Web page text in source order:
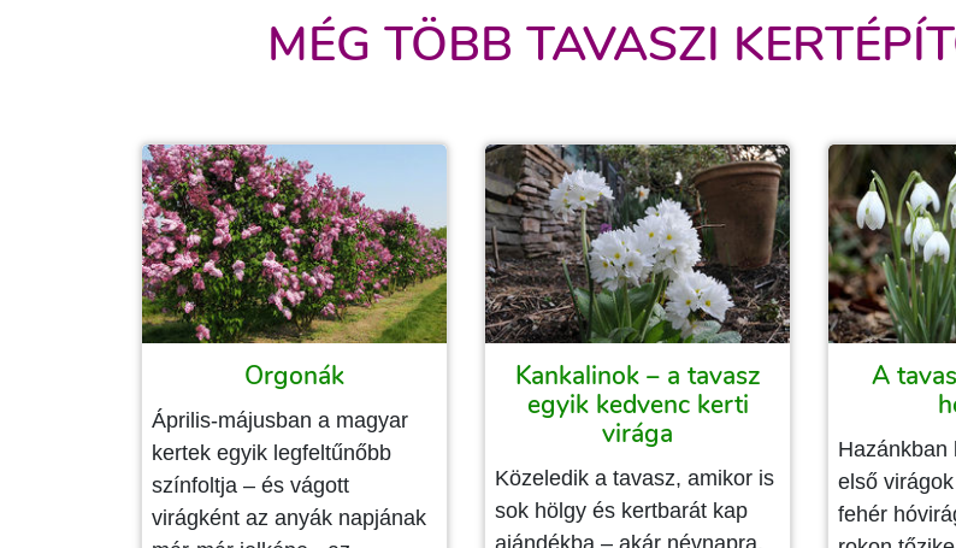
MÉG TÖBB TAVASZI
Orgonák
Április-májusban a magyar
kertek egyik legfeltűnőbb
színfoltja – és vágott
virágként az anyák napjának
Kankalinok – a tavasz
egyik kedvenc kerti
virága
Közeledik a tavasz, amikor is
sok hölgy és kertbarát kap
A
Hazánkban
első
fehér